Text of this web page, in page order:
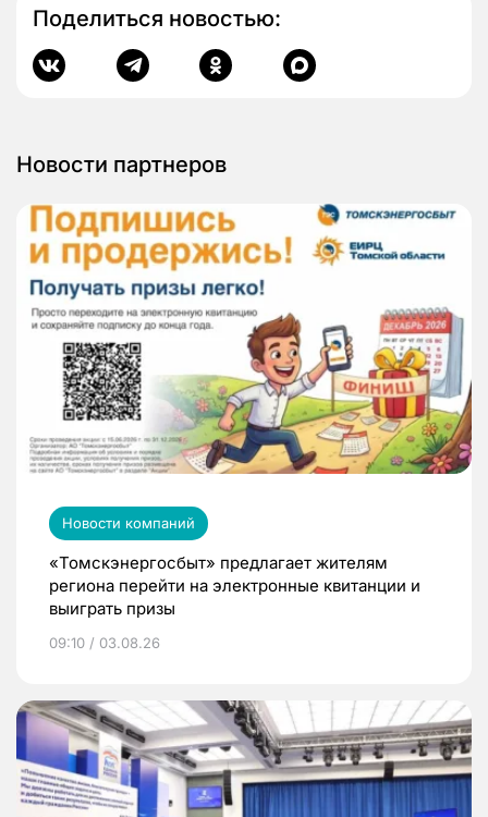
Поделиться новостью:
Новости партнеров
Новости компаний
«Томскэнергосбыт» предлагает жителям
региона перейти на электронные квитанции и
выиграть призы
09:10 / 03.08.26